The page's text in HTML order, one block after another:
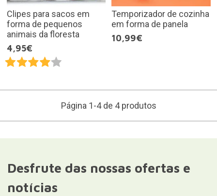
Clipes para sacos em
forma de pequenos
animais da floresta
4,95€
Temporizador de cozinha
em forma de panela
10,99€
Página 1-4 de 4 produtos
Desfrute das nossas ofertas e
notícias